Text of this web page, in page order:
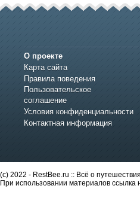
О проекте
Карта сайта
Правила поведения
Пользовательское
соглашение
Условия конфиденциальности
Контактная информация
(c) 2022 - RestBee.ru :: Всё о
При использовании материалов ссылка